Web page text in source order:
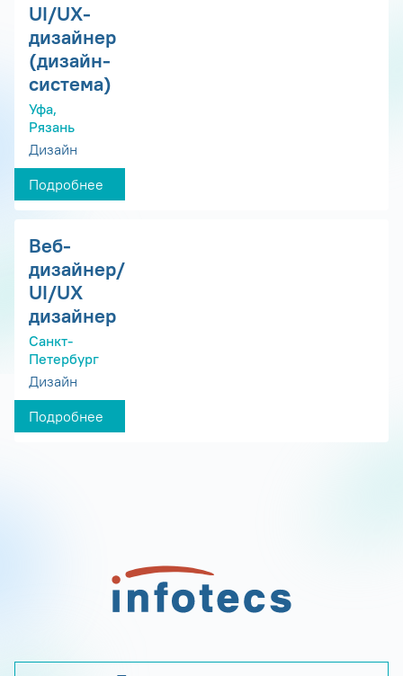
UI/UX-
дизайнер
(дизайн-
система)
Уфа,
Рязань
Дизайн
Подробнее
Веб-
дизайнер/
UI/UX
дизайнер
Санкт-
Петербург
Дизайн
Подробнее